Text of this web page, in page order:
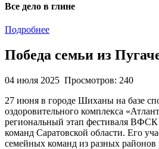
Все дело в глине
Подробнее
Победа семьи из
04 июля 2025 Просмотров: 240
27 июня в городе Шиханы на базе
оздоровительного комплекса
региональный этап фестиваля
команд Саратовской области. Его
семейных команд из разных районов